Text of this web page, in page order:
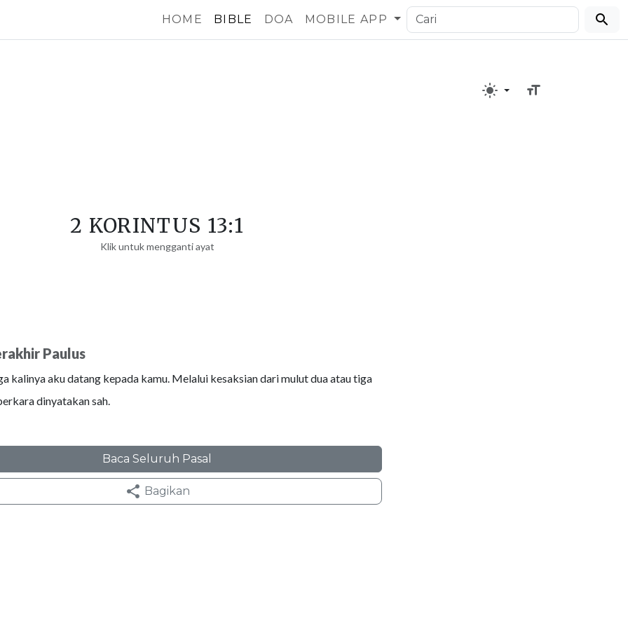
HOME BIBLE DOA MOBILE APP
2 KORINTUS 13:1
Klik untuk mengganti ayat
Paulus
kalinya aku datang kepada kamu. Melalui kesaksian dari mulut dua atau tiga
dinyatakan sah.
Baca Seluruh Pasal
Bagikan